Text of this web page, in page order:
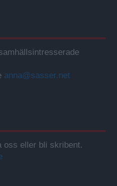
anna@sasser.net
oss eller bli skribent.